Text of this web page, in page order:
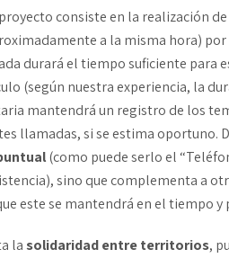
consiste en la realización
a la misma hora)
durará el tiempo suficiente para
(según nuestra experiencia, la
mantendrá un registro de los
llamadas, si se estima oportuno.
(como puede serlo el
sino que complementa a
este se mantendrá en el tiempo y
lasolidaridad entre territorios,